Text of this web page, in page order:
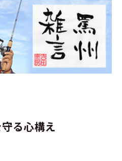
る心構え